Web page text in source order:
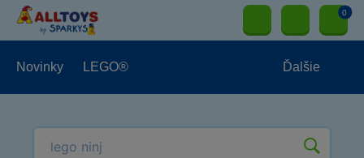
0
Novinky LEGO® Ďalšie